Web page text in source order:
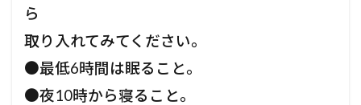
ら
取り入れてみてください。
●最低6時間は眠ること。
●夜10時から寝ること。